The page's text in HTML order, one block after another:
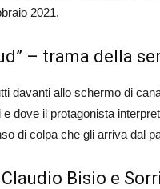
2021.
– trama della
davanti allo schermo di
dove il protagonista
di colpa che gli arriva dal
Bisio e